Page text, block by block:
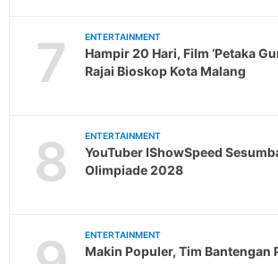
7 ENTERTAINMENT
Hampir 20 Hari, Film ‘Petaka
Rajai Bioskop Kota Malang
8 ENTERTAINMENT
YouTuber IShowSpeed
Olimpiade 2028
ENTERTAINMENT
Makin Populer, Tim Bantengan